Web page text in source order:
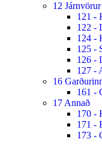
12 Járnvörur
121 -
122 -
124 -
125 -
126 -
127 -
16
161 -
17 Annað
170 -
171 -
173 -